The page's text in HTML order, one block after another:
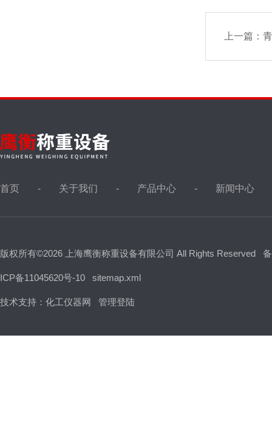
上一篇：
首页 关于我们 产品中心 新闻中心
版权所有©2026 上海鹰衡称重设备有限公司 All Rights Reserved
ICP备11045620号-10 sitemap.xml
技术支持： 化工仪器网 管理登陆